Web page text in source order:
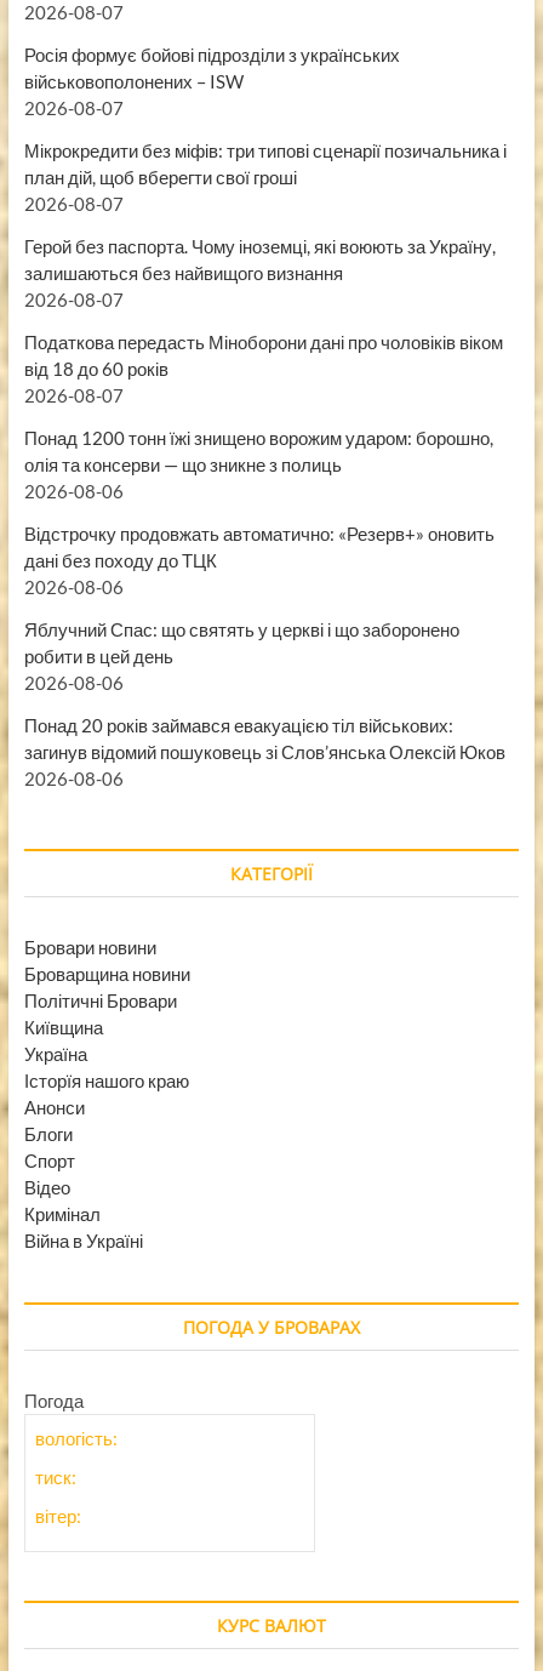
2026-08-07
Росія формує бойові підрозділи з українських
військовополонених – ISW
2026-08-07
Мікрокредити без міфів: три типові сценарії позичальника і
план дій, щоб вберегти свої гроші
2026-08-07
Герой без паспорта. Чому іноземці, які воюють за Україну,
залишаються без найвищого визнання
2026-08-07
Податкова передасть Міноборони дані про чоловіків віком
від 18 до 60 років
2026-08-07
Понад 1200 тонн їжі знищено ворожим ударом: борошно,
олія та консерви — що зникне з полиць
2026-08-06
Відстрочку продовжать автоматично: «Резерв+» оновить
дані без походу до ТЦК
2026-08-06
Яблучний Спас: що святять у церкві і що заборонено
робити в цей день
2026-08-06
Понад 20 років займався евакуацією тіл військових:
загинув відомий пошуковець зі Слов’янська Олексій Юков
2026-08-06
КАТЕГОРІЇ
Бровари новини
Броварщина новини
Політичні Бровари
Київщина
Україна
Історїя нашого краю
Анонси
Блоги
Спорт
Відео
Кримінал
Війна в Україні
ПОГОДА У БРОВАРАХ
Погода
вологість:
тиск:
вітер:
КУРС ВАЛЮТ